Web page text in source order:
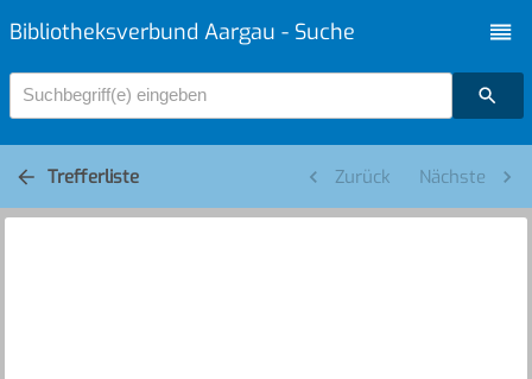
Bibliotheksverbund Aargau - Suche
Suchbegriff(e) eingeben
Trefferliste Zurück Nächste